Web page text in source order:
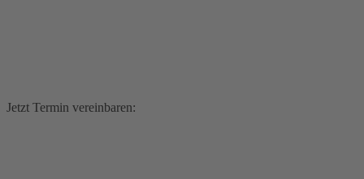
Jetzt Termin vereinbaren: